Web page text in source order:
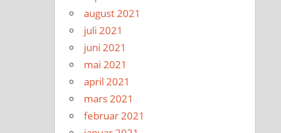
august 2021
juli 2021
juni 2021
mai 2021
april 2021
mars 2021
februar 2021